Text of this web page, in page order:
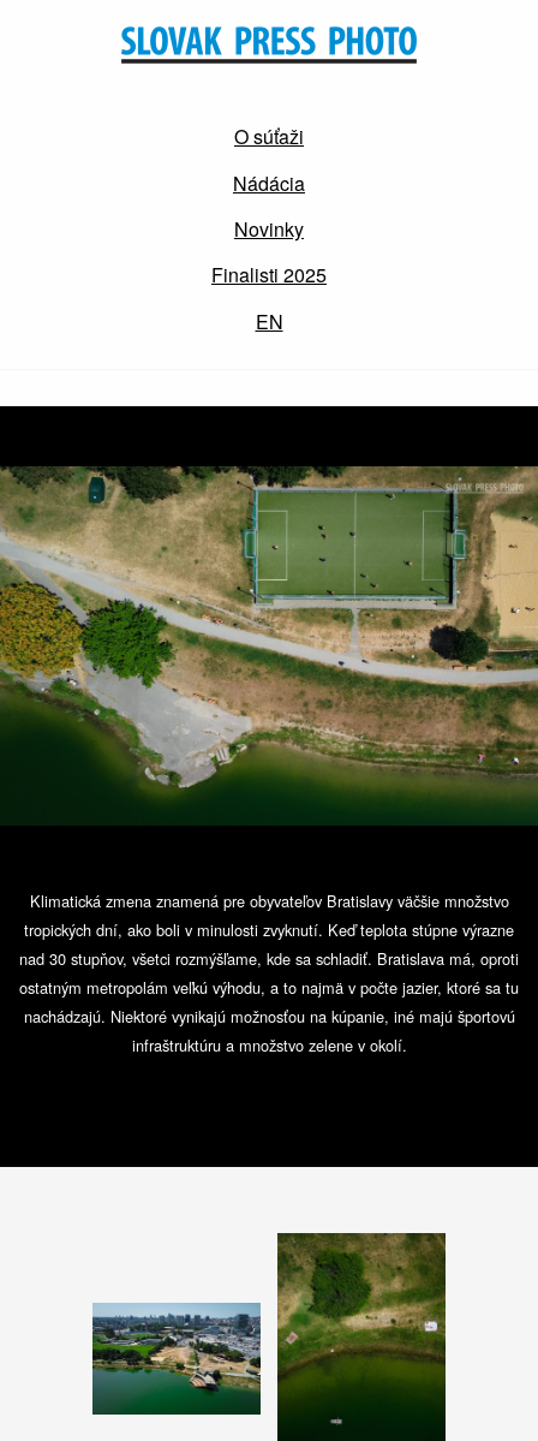
O súťaži
Nádácia
Novinky
Finalisti 2025
EN
Klimatická zmena znamená pre obyvateľov Bratislavy väčšie množstvo
tropických dní, ako boli v minulosti zvyknutí. Keď teplota stúpne výrazne
nad 30 stupňov, všetci rozmýšľame, kde sa schladiť. Bratislava má, oproti
ostatným metropolám veľkú výhodu, a to najmä v počte jazier, ktoré sa tu
nachádzajú. Niektoré vynikajú možnosťou na kúpanie, iné majú športovú
infraštruktúru a množstvo zelene v okolí.